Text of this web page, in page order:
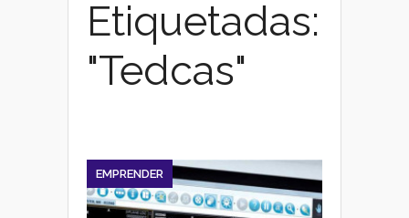
Etiquetadas:
"Tedcas"
EMPRENDER